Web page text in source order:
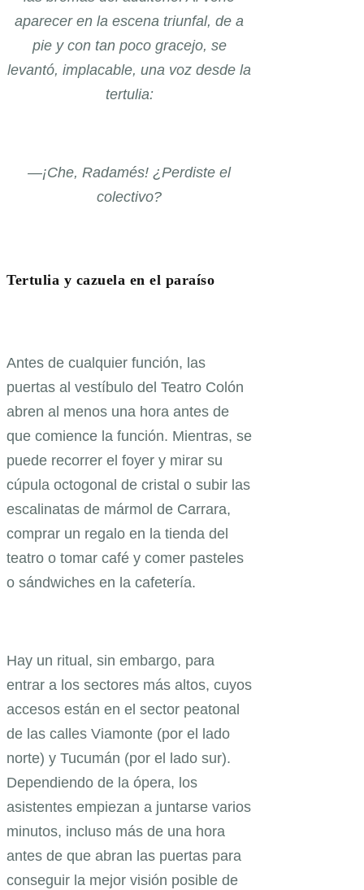
aparecer en la escena triunfal, de a
pie y con tan poco gracejo, se
levantó, implacable, una voz desde la
tertulia:
—¡Che, Radamés! ¿Perdiste el
colectivo?
Tertulia y cazuela en el paraíso
Antes de cualquier función, las
puertas al vestíbulo del Teatro Colón
abren al menos una hora antes de
que comience la función. Mientras, se
puede recorrer el foyer y mirar su
cúpula octogonal de cristal o subir las
escalinatas de mármol de Carrara,
comprar un regalo en la tienda del
teatro o tomar café y comer pasteles
o sándwiches en la cafetería.
Hay un ritual, sin embargo, para
entrar a los sectores más altos, cuyos
accesos están en el sector peatonal
de las calles Viamonte (por el lado
norte) y Tucumán (por el lado sur).
Dependiendo de la ópera, los
asistentes empiezan a juntarse varios
minutos, incluso más de una hora
antes de que abran las puertas para
conseguir la mejor visión posible de